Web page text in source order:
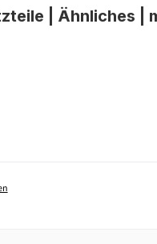
| Ähnliches |